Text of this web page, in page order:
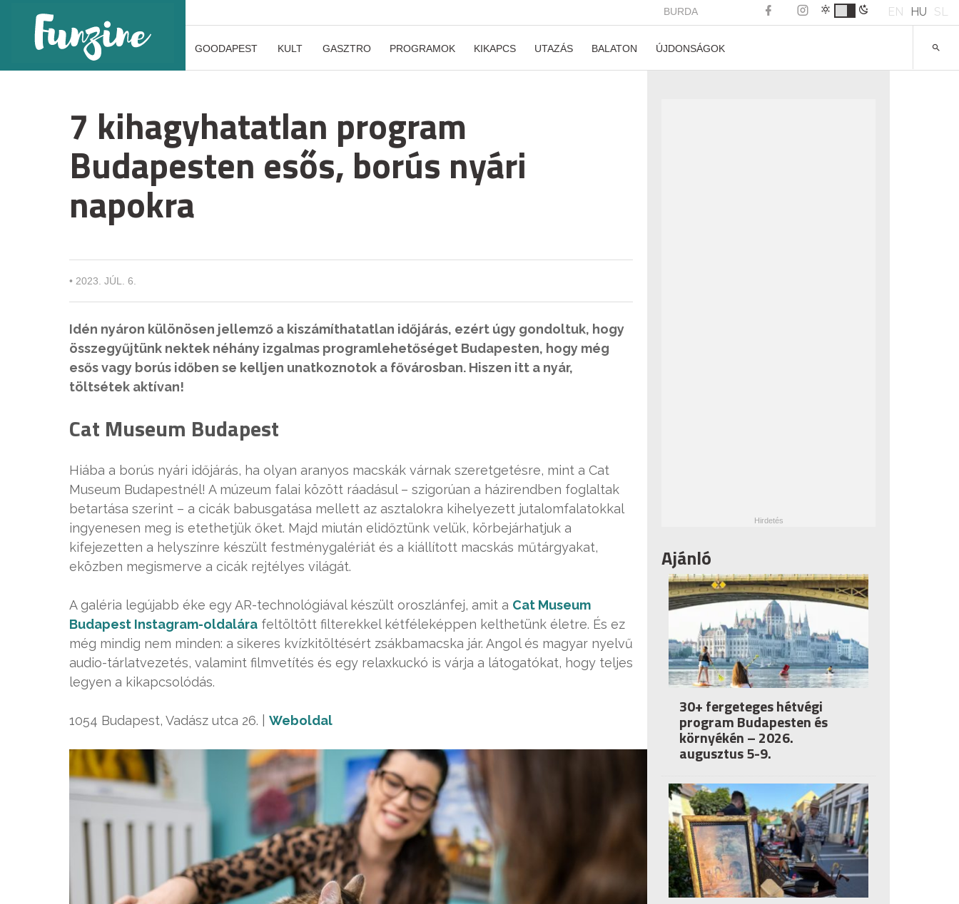
BURDA EN HU SL
GOODAPEST KULT GASZTRO PROGRAMOK KIKAPCS UTAZÁS BALATON ÚJDONSÁGOK
7 kihagyhatatlan program
Budapesten esős, borús nyári
napokra
• 2023. JÚL. 6.
Idén nyáron különösen jellemző a kiszámíthatatlan időjárás, ezért úgy gondoltuk, hogy
összegyűjtünk nektek néhány izgalmas programlehetőséget Budapesten, hogy még
esős vagy borús időben se kelljen unatkoznotok a fővárosban. Hiszen itt a nyár,
töltsétek aktívan!
Cat Museum Budapest
Hiába a borús nyári időjárás, ha olyan aranyos macskák várnak szeretgetésre, mint a Cat
Museum Budapestnél! A múzeum falai között ráadásul – szigorúan a házirendben foglaltak
betartása szerint – a cicák babusgatása mellett az asztalokra kihelyezett jutalomfalatokkal
ingyenesen meg is etethetjük őket. Majd miután elidőztünk velük, körbejárhatjuk a
kifejezetten a helyszínre készült festménygalériát és a kiállított macskás műtárgyakat,
eközben megismerve a cicák rejtélyes világát.
A galéria legújabb éke egy AR-technológiával készült oroszlánfej, amit a Cat Museum
Budapest Instagram-oldalára feltöltött filterekkel kétféleképpen kelthetünk életre. És ez
még mindig nem minden: a sikeres kvízkitöltésért zsákbamacska jár. Angol és magyar nyelvű
audio-tárlatvezetés, valamint filmvetítés és egy relaxkuckó is várja a látogatókat, hogy teljes
legyen a kikapcsolódás.
1054 Budapest, Vadász utca 26. | Weboldal
Ajánló
30+ fergeteges hétvégi
program Budapesten és
környékén – 2026.
augusztus 5-9.